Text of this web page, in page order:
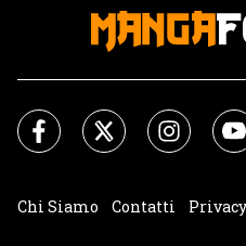
Chi Siamo Contatti